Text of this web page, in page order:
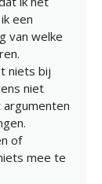
een
van welke
niets bij
niet
of
mee te